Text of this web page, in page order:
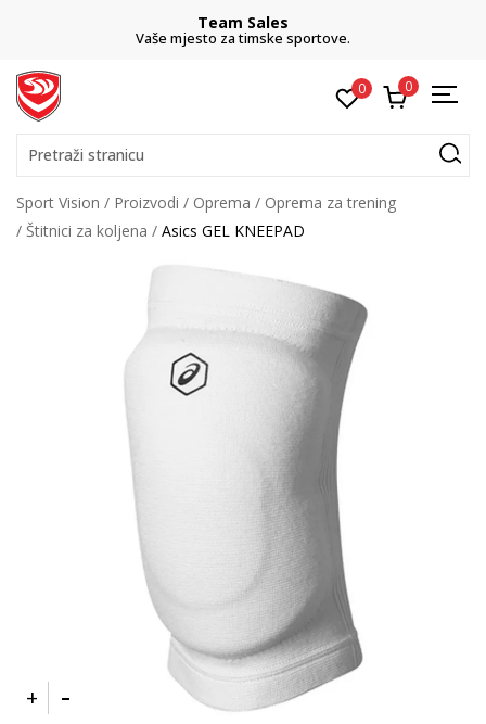
Team Sales
Vaše mjesto za timske sportove.
0 0
Pretraži stranicu
Sport Vision Proizvodi Oprema
Oprema za trening
Štitnici za koljena
Asics GEL KNEEPAD